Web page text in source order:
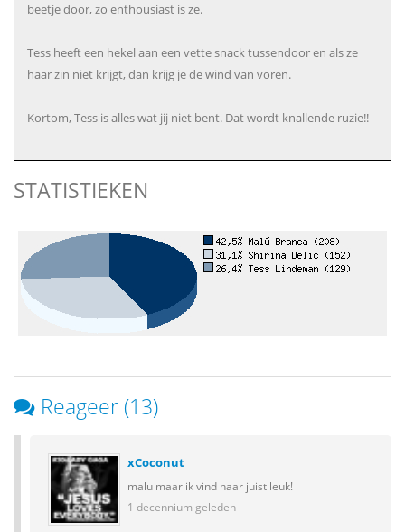
beetje door, zo enthousiast is ze.
Tess heeft een hekel aan een vette snack tussendoor en als ze
haar zin niet krijgt, dan krijg je de wind van voren.
Kortom, Tess is alles wat jij niet bent. Dat wordt knallende ruzie!!
STATISTIEKEN
Reageer (13)
xCoconut
malu maar ik vind haar juist leuk!
1 decennium geleden